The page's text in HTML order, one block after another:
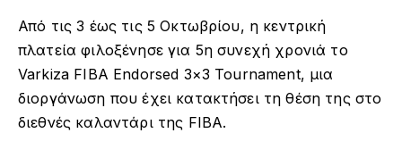
Από τις 3 έως τις 5 Οκτωβρίου, η κεντρική
πλατεία φιλοξένησε για 5η συνεχή χρονιά το
Varkiza FIBA Endorsed 3×3 Tournament, μια
διοργάνωση που έχει κατακτήσει τη θέση της στο
διεθνές καλαντάρι της FIBA.